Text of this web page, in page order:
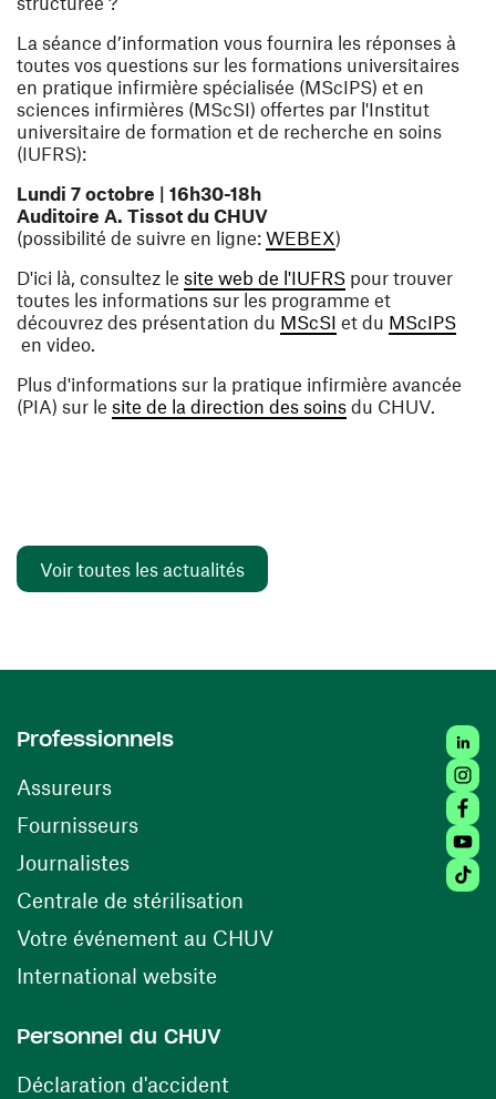
La séance d’information vous fournira les réponses à
toutes vos questions sur les formations universitaires
en pratique infirmière spécialisée (MScIPS) et en
sciences infirmières (MScSI) offertes par l'Institut
universitaire de formation et de recherche en soins
(IUFRS):
Lundi 7 octobre | 16h30-18h
Auditoire A. Tissot du CHUV
(possibilité de suivre en ligne: WEBEX(ouvre une
)
D'ici là, consultez le site web de l'IUFRS(ouvre une
pour trouver
toutes les informations sur les programme et
découvrez des présentation du MScSI (ouvre une
et du MScIPS
(ouvre une nouvelle fenêtre)
en video.
Plus d'informations sur la pratique infirmière avancée
(PIA) sur le site de la direction des soins(ouvre une
du CHUV.
Voir toutes les actualités
Professionnels
Assureurs
Fournisseurs(ouvre une nouvelle fenêtre)
Journalistes
Centrale de stérilisation (ouvre une nouvelle
Votre événement au CHUV(ouvre une nouvelle
International website
Personnel du CHUV
Déclaration d'accident